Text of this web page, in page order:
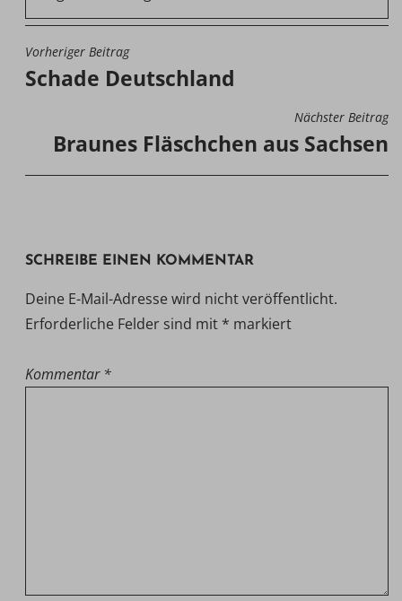
BEITRAGSNAVIGATION
Vorheriger Beitrag
Schade Deutschland
Nächster Beitrag
Braunes Fläschchen aus Sachsen
SCHREIBE EINEN KOMMENTAR
Deine E-Mail-Adresse wird nicht veröffentlicht.
Erforderliche Felder sind mit * markiert
Kommentar *